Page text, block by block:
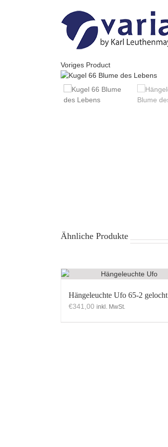
Voriges Product
Ähnliche Produkte
Hängeleuchte Ufo 65-2 gelocht
€341,00 inkl. MwSt.